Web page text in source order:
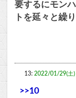
要するにモン
トを延々と繰
13: 2022/01/29(土)
>>10